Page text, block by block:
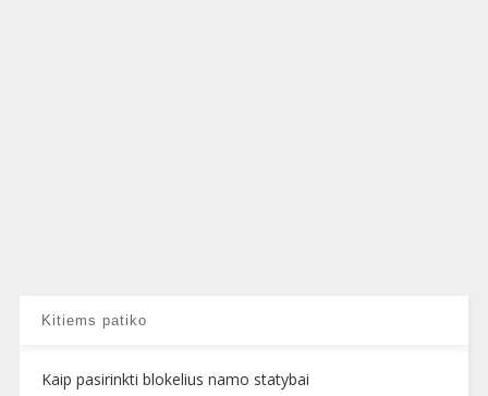
Kitiems patiko
Kaip pasirinkti blokelius namo statybai